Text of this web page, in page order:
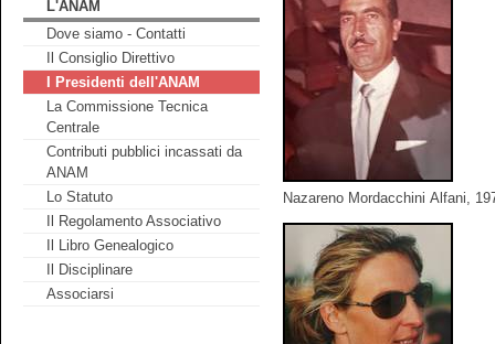
L'ANAM
Dove siamo - Contatti
Il Consiglio Direttivo
I Presidenti dell'ANAM
La Commissione Tecnica
Centrale
Contributi pubblici incassati da
ANAM
Lo Statuto
Il Regolamento Associativo
Il Libro Genealogico
Il Disciplinare
Associarsi
Nazareno Mordacchini Alfani,